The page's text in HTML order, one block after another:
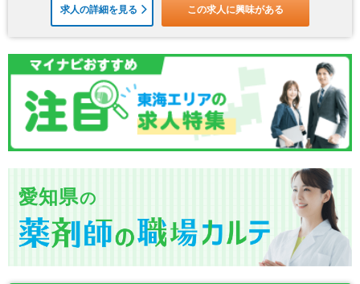
求人の詳細を見る この求人に興味がある
愛知県の